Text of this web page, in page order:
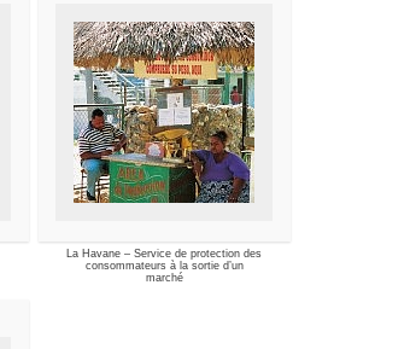
La Havane – Service de protection des
consommateurs à la sortie d’un
marché